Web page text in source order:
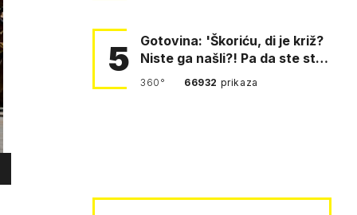
5
Gotovina: 'Škoriću, di je križ?
Niste ga našli?! Pa da ste stali
i pitali fratr…
360° 66932 prikaza